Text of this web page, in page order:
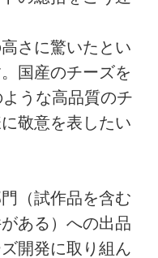
さに驚いたとい
国産のチーズを
うな高品質のチ
敬意を表したい
（試作品を含む
ある）への出品
開発に取り組ん